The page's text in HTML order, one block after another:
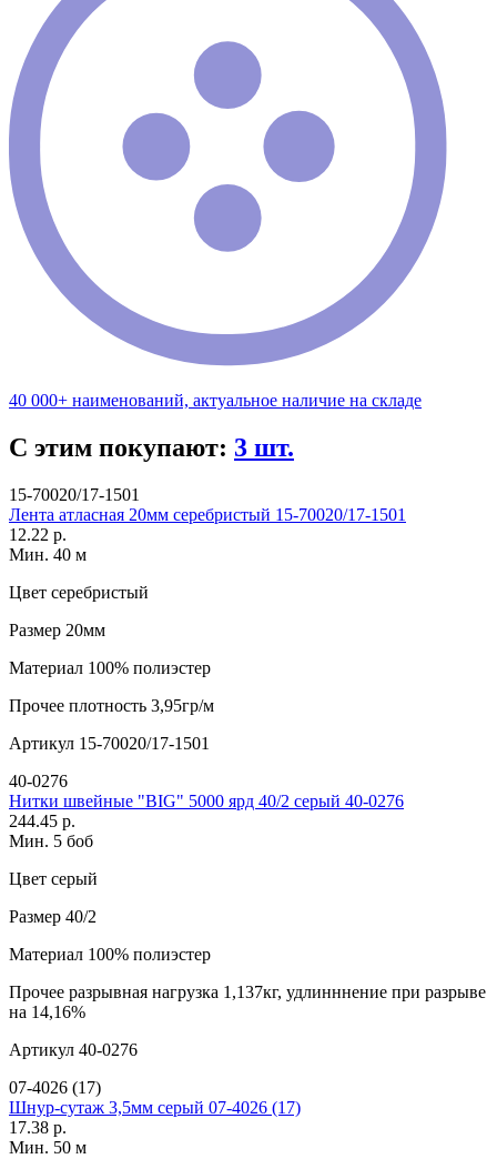
40 000+ наименований, актуальное наличие на складе
С этим покупают: 3 шт.
15-70020/17-1501
Лента атласная 20мм серебристый 15-70020/17-1501
12.22 р.
Мин. 40 м
Цвет серебристый
Размер 20мм
Материал 100% полиэстер
Прочее плотность 3,95гр/м
Артикул 15-70020/17-1501
40-0276
Нитки швейные "BIG" 5000 ярд 40/2 серый 40-0276
244.45 р.
Мин. 5 боб
Цвет серый
Размер 40/2
Материал 100% полиэстер
Прочее разрывная нагрузка 1,137кг, удлинннение при разрыве
на 14,16%
Артикул 40-0276
07-4026 (17)
Шнур-сутаж 3,5мм серый 07-4026 (17)
17.38 р.
Мин. 50 м